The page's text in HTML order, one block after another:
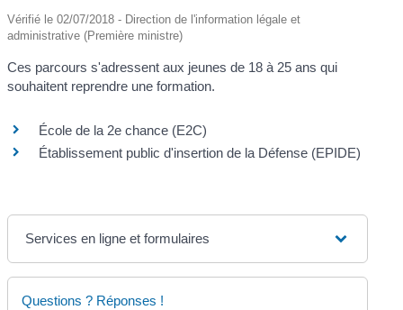
Vérifié le 02/07/2018 - Direction de l'information légale et
administrative (Première ministre)
Ces parcours s'adressent aux jeunes de 18 à 25 ans qui
souhaitent reprendre une formation.
École de la 2e chance (E2C)
Établissement public d'insertion de la Défense (EPIDE)
Services en ligne et formulaires
Questions ? Réponses !